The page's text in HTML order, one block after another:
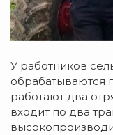
У работников
обрабатываются
работают два
входит по два